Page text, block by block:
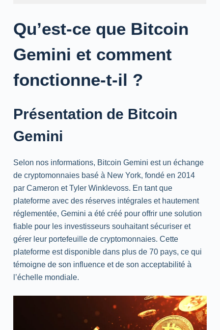
Qu’est-ce que Bitcoin
Gemini et comment
fonctionne-t-il ?
Présentation de Bitcoin
Gemini
Selon nos informations, Bitcoin Gemini est un échange
de cryptomonnaies basé à New York, fondé en 2014
par Cameron et Tyler Winklevoss. En tant que
plateforme avec des réserves intégrales et hautement
réglementée, Gemini a été créé pour offrir une solution
fiable pour les investisseurs souhaitant sécuriser et
gérer leur portefeuille de cryptomonnaies. Cette
plateforme est disponible dans plus de 70 pays, ce qui
témoigne de son influence et de son acceptabilité à
l’échelle mondiale.